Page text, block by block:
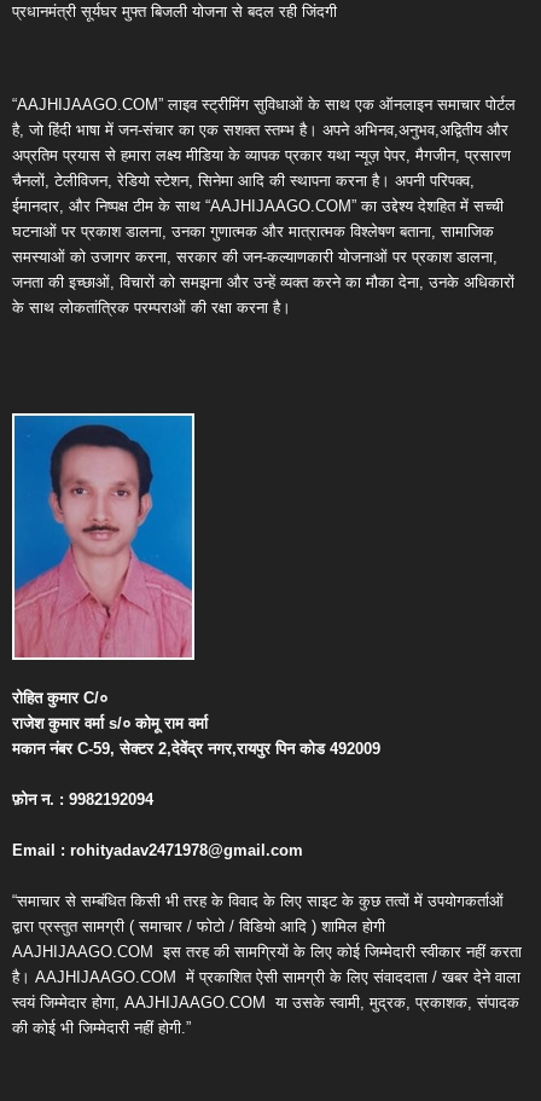
प्रधानमंत्री सूर्यघर मुफ्त बिजली योजना से बदल रही जिंदगी
“AAJHIJAAGO.COM” लाइव स्ट्रीमिंग सुविधाओं के साथ एक ऑनलाइन समाचार पोर्टल
है, जो हिंदी भाषा में जन-संचार का एक सशक्त स्तम्भ है। अपने अभिनव,अनुभव,अद्वितीय और
अप्रतिम प्रयास से हमारा लक्ष्य मीडिया के व्यापक प्रकार यथा न्यूज़ पेपर, मैगजीन, प्रसारण
चैनलों, टेलीविजन, रेडियो स्टेशन, सिनेमा आदि की स्थापना करना है। अपनी परिपक्व,
ईमानदार, और निष्पक्ष टीम के साथ “AAJHIJAAGO.COM” का उद्देश्य देशहित में सच्ची
घटनाओं पर प्रकाश डालना, उनका गुणात्मक और मात्रात्मक विश्लेषण बताना, सामाजिक
समस्याओं को उजागर करना, सरकार की जन-कल्याणकारी योजनाओं पर प्रकाश डालना,
जनता की इच्छाओं, विचारों को समझना और उन्हें व्यक्त करने का मौका देना, उनके अधिकारों
के साथ लोकतांत्रिक परम्पराओं की रक्षा करना है।
रोहित कुमारC/०
राजेश कुमार वर्माs/० कोमू राम वर्मा
मकान नंबरC-59,सेक्टर2,देवेंद्र नगर,रायपुर पिन कोड492009
फ़ोन न. : 9982192094
Email : rohityadav2471978@gmail.com
“समाचार से सम्बंधित किसी भी तरह के विवाद के लिए साइट के कुछ तत्वों में उपयोगकर्ताओं
द्वारा प्रस्तुत सामग्री ( समाचार / फोटो / विडियो आदि ) शामिल होगी
AAJHIJAAGO.COM इस तरह की सामग्रियों के लिए कोई जिम्मेदारी स्वीकार नहीं करता
है। AAJHIJAAGO.COM में प्रकाशित ऐसी सामग्री के लिए संवाददाता / खबर देने वाला
स्वयं जिम्मेदार होगा, AAJHIJAAGO.COM या उसके स्वामी, मुद्रक, प्रकाशक, संपादक
की कोई भी जिम्मेदारी नहीं होगी.”